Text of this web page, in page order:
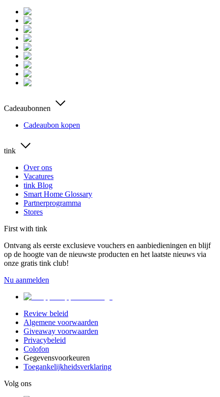
Cadeaubonnen
Cadeaubon kopen
tink
Over ons
Vacatures
tink Blog
Smart Home Glossary
Partnerprogramma
Stores
First with tink
Ontvang als eerste exclusieve vouchers en aanbiedieningen en blijf
op de hoogte van de nieuwste producten en het laatste nieuws via
onze gratis tink club!
Nu aanmelden
Review beleid
Algemene voorwaarden
Giveaway voorwaarden
Privacybeleid
Colofon
Gegevensvoorkeuren
Toegankelijkheidsverklaring
Volg ons